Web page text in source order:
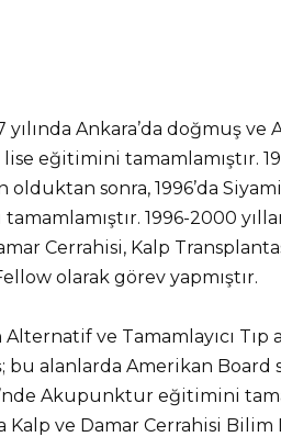
yılında Ankara’da doğmuş
eğitimini tamamlamıştır.
sonra, 1996’da
1996-2000
Cerrahisi, Kalp
olarak görev yapmıştır.
ve Tamamlayıcı
alanlarda Amerikan Board
Akupunktur eğitimini
Kalp ve Damar Cerrahisi Bilim